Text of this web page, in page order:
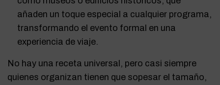
añaden un toque especial a cualquier programa,
transformando el evento formal en una
experiencia de viaje.
No hay una receta universal, pero casi siempre
quienes organizan tienen que sopesar el tamaño,